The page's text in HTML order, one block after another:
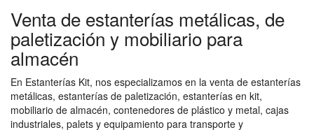
Venta de estanterías metálicas, de
paletización y mobiliario para
almacén
En Estanterías Kit, nos especializamos en la venta de estanterías
metálicas, estanterías de paletización, estanterías en kit,
mobiliario de almacén, contenedores de plástico y metal, cajas
industriales, palets y equipamiento para transporte y